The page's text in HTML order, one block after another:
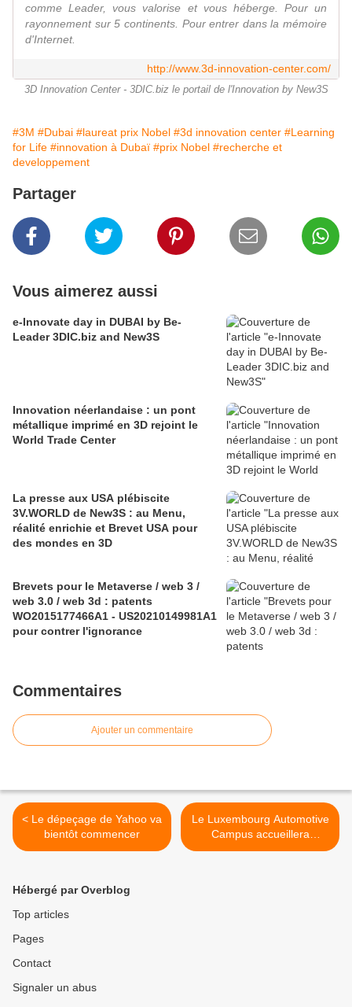
comme Leader, vous valorise et vous héberge. Pour un
rayonnement sur 5 continents. Pour entrer dans la mémoire
d'Internet.
http://www.3d-innovation-center.com/
3D Innovation Center - 3DIC.biz le portail de l'Innovation by New3S
#3M #Dubai #laureat prix Nobel #3d innovation center #Learning
for Life #innovation à Dubaï #prix Nobel #recherche et
developpement
Partager
Vous aimerez aussi
e-Innovate day in DUBAI by Be-
Leader 3DIC.biz and New3S
Innovation néerlandaise : un pont
métallique imprimé en 3D rejoint le
World Trade Center
La presse aux USA plébiscite
3V.WORLD de New3S : au Menu,
réalité enrichie et Brevet USA pour
des mondes en 3D
Brevets pour le Metaverse / web 3 /
web 3.0 / web 3d : patents
WO2015177466A1 - US20210149981A1
pour contrer l'ignorance
Commentaires
Ajouter un commentaire
< Le dépeçage de Yahoo va
bientôt commencer
Le Luxembourg Automotive
Campus accueillera
Goodyear et IEE >
Hébergé par Overblog
Top articles
Pages
Contact
Signaler un abus